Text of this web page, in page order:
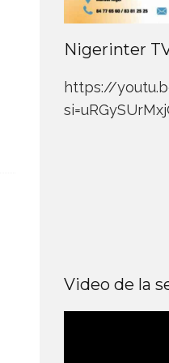
Nigerinter
https://
Video de la